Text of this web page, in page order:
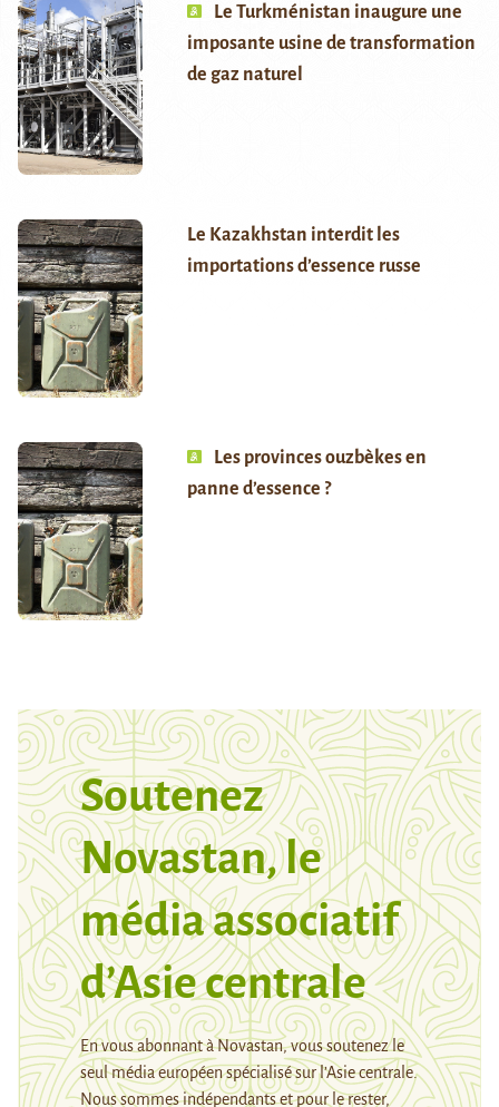
Le Turkménistan inaugure une
imposante usine de transformation
de gaz naturel
Le Kazakhstan interdit les
importations d’essence russe
Les provinces ouzbèkes en
panne d’essence ?
Soutenez
Novastan, le
média associatif
d’Asie centrale
En vous abonnant à Novastan, vous soutenez le
seul média européen spécialisé sur l’Asie centrale.
Nous sommes indépendants et pour le rester,